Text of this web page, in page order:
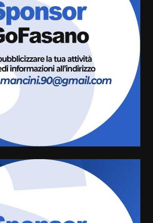
Grazia Neglia, coordinatrice
cittadina di Fratelli d’Italia,
pronta a tornare in Consiglio
comunale
6 Agosto 2026 08:00
Cura dei beni comuni e
cittadinanza attiva: online
l’avviso per la gestione
condivisa della Villetta di
assoluta de “L’Albergo
Belvedere. Il rapimento”
6 Agosto 2026 06:15